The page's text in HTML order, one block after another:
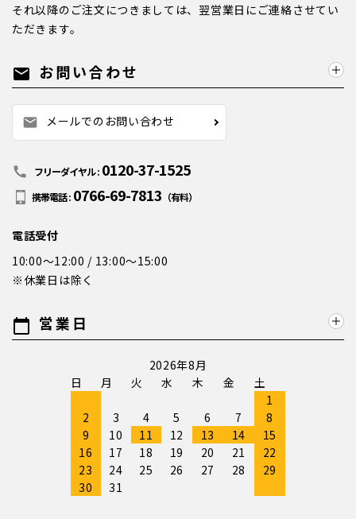
それ以降のご注文につきましては、翌営業日にご連絡させてい
ただきます。
mail お問い合わせ
mail メールでのお問い合わせ
call フリーダイヤル : 0120-37-1525
携帯電話 : 0766-69-7813 （有料）
電話受付
10:00～12:00 / 13:00～15:00
※休業日は除く
calendar_today 営業日
2026年8月
日
月 火 水 木 金
土
1
2
3 4 5 6 7
8
9
10 11 12 13 14
15
16
17 18 19 20 21
22
23
24 25 26 27 28
29
30
31